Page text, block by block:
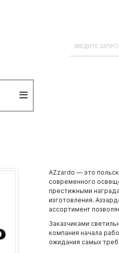
AZzardo — это
современного
престижными
изготовления.
ассортимент
Заказчиками
компания начала
ожидания самых